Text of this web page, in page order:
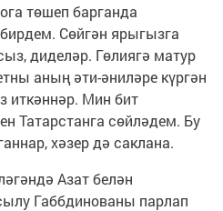
төшеп барганда
Сөйгән ярыгызга
диделәр. Гөлиягә матур
аның әти-әниләре күргән
иткәннәр. Мин бит
Татарстанга сөйләдем. Бу
хәзер дә саклана.
Азат белән
Габбдинованы парлап